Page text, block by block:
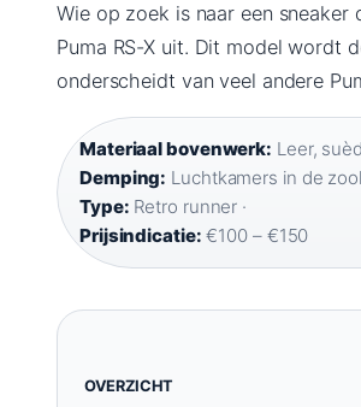
Wie op zoek is naar een
Puma RS-X uit. Dit model wordt
onderscheidt van veel andere
Materiaal bovenwerk: Leer,
Demping: Luchtkamers in de zool
Type: Retro runner ·
Prijsindicatie: €100 – €150
OVERZICHT